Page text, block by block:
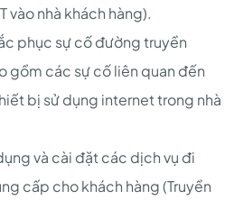
vào nhà khách hàng).
phục sự cố đường truyền
gồm các sự cố liên quan đến
bị sử dụng internet trong nhà
và cài đặt các dịch vụ đi
cấp cho khách hàng (Truyền